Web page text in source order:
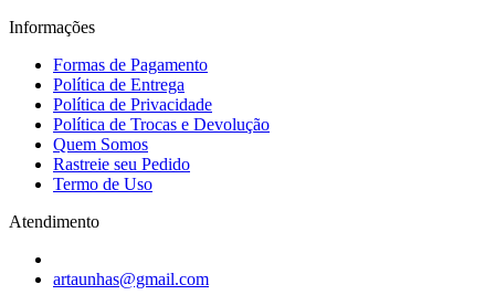
Informações
Formas de Pagamento
Política de Entrega
Política de Privacidade
Política de Trocas e Devolução
Quem Somos
Rastreie seu Pedido
Termo de Uso
Atendimento
artaunhas@gmail.com